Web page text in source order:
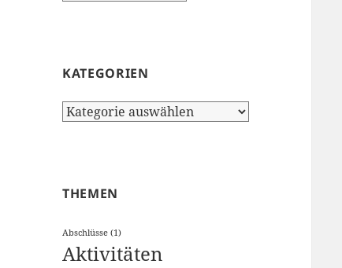
KATEGORIEN
Kategorien
THEMEN
Abschlüsse (1)
Aktivitäten